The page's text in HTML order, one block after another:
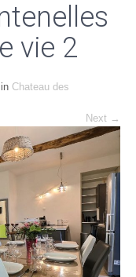
vie 2
in Chateau des
Next →